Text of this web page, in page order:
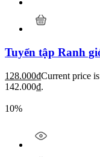
Tuyển tập Ranh
128.000₫Current price
142.000₫.
10%